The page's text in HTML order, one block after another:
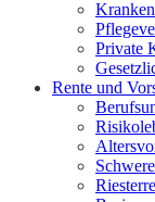
Private
Rente und